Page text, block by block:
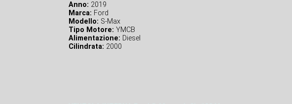
Anno: 2019
Marca: Ford
Modello: S-Max
Tipo Motore: YMCB
Alimentazione: Diesel
Cilindrata: 2000